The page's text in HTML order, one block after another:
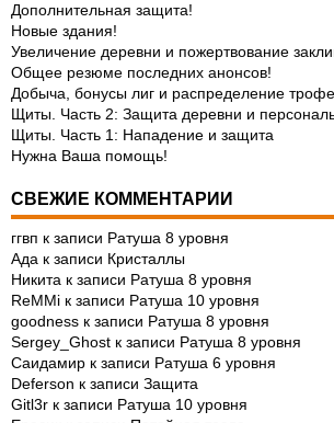
Дополнительная защита!
Новые здания!
Увеличение деревни и пожертвование
Общее резюме последних анонсов!
Добыча, бонусы лиг и распределение
Щиты. Часть 2: Защита деревни и
Щиты. Часть 1: Нападение и защита
Нужна Ваша помощь!
СВЕЖИЕ КОММЕНТАРИИ
ггвп к записи Ратуша 8 уровня
Ада к записи Кристаллы
Никита к записи Ратуша 8 уровня
ReMMi к записи Ратуша 10 уровня
goodness к записи Ратуша 8 уровня
Sergey_Ghost к записи Ратуша 8 уровня
Саидамир к записи Ратуша 6 уровня
Deferson к записи Защита
Gitl3r к записи Ратуша 10 уровня